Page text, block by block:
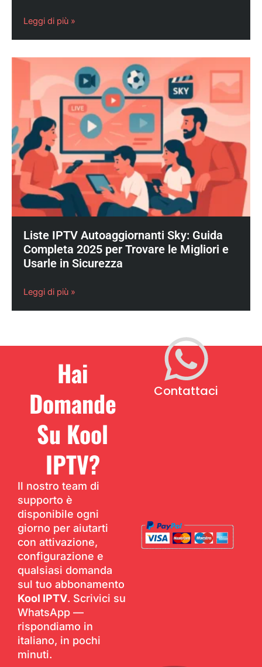
Leggi di più »
Liste IPTV Autoaggiornanti Sky: Guida
Completa 2025 per Trovare le Migliori e
Usarle in Sicurezza
Leggi di più »
Hai
Domande
Su Kool
IPTV?
Il nostro team di
supporto è
disponibile ogni
giorno per aiutarti
con attivazione,
configurazione e
qualsiasi domanda
sul tuo abbonamento
Kool IPTV. Scrivici su
WhatsApp —
rispondiamo in
italiano, in pochi
minuti.
Contattaci